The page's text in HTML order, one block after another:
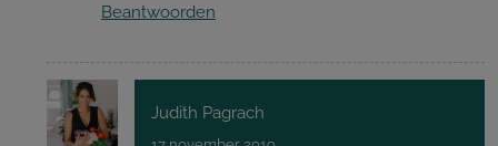
Beantwoorden
Judith Pagrach